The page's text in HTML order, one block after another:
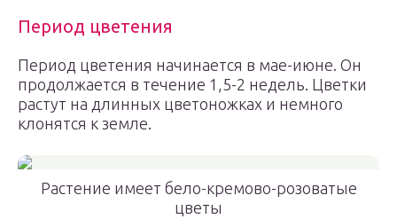
Период цветения
Период цветения начинается в мае-июне. Он
продолжается в течение 1,5-2 недель. Цветки
растут на длинных цветоножках и немного
клонятся к земле.
Растение имеет бело-кремово-розоватые
цветы